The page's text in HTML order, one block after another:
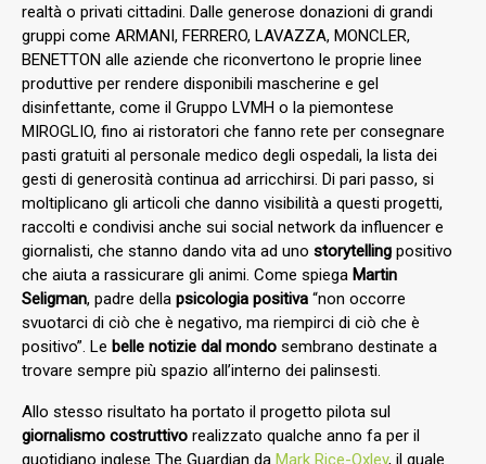
realtà o privati cittadini. Dalle generose donazioni di grandi
gruppi come ARMANI, FERRERO, LAVAZZA, MONCLER,
BENETTON alle aziende che riconvertono le proprie linee
produttive per rendere disponibili mascherine e gel
disinfettante, come il Gruppo LVMH o la piemontese
MIROGLIO, fino ai ristoratori che fanno rete per consegnare
pasti gratuiti al personale medico degli ospedali, la lista dei
gesti di generosità continua ad arricchirsi. Di pari passo, si
moltiplicano gli articoli che danno visibilità a questi progetti,
raccolti e condivisi anche sui social network da influencer e
giornalisti, che stanno dando vita ad uno storytelling positivo
che aiuta a rassicurare gli animi. Come spiega Martin
Seligman, padre della psicologia positiva “non occorre
svuotarci di ciò che è negativo, ma riempirci di ciò che è
positivo”. Le belle notizie dal mondo sembrano destinate a
trovare sempre più spazio all’interno dei palinsesti.
Allo stesso risultato ha portato il progetto pilota sul
giornalismo costruttivo realizzato qualche anno fa per il
quotidiano inglese The Guardian da Mark Rice-Oxley, il quale